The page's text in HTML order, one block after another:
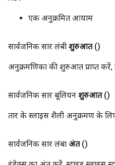
एक अनुक्रमित आयाम
सार्वजनिक सार लंबी शुरुआत ()
अनुक्रमणिका की शुरुआत प्राप्त
सार्वजनिक सार बूलियन शुरुआत ()
तार के स्लाइस शैली अनुक्रमण के
सार्वजनिक सार लंबा अंत ()